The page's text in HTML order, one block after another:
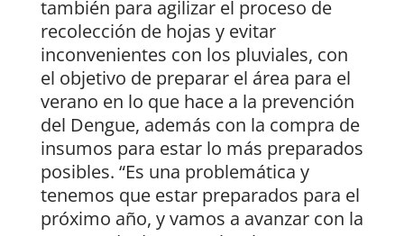
también para agilizar el proceso de
recolección de hojas y evitar
inconvenientes con los pluviales, con
el objetivo de preparar el área para el
verano en lo que hace a la prevención
del Dengue, además con la compra de
insumos para estar lo más preparados
posibles. “Es una problemática y
tenemos que estar preparados para el
próximo año, y vamos a avanzar con la